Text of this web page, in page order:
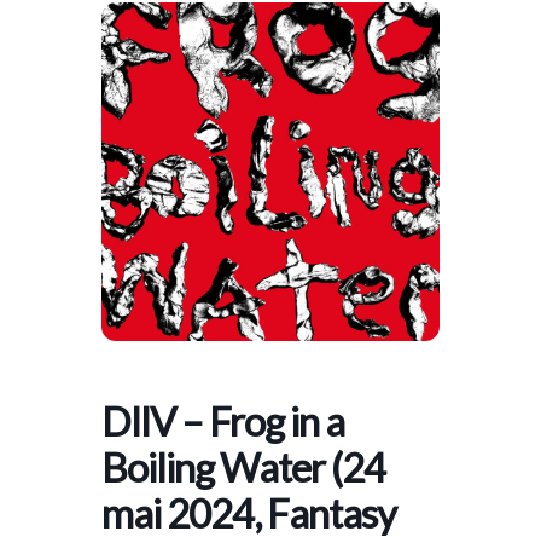
DIIV – Frog in a
Boiling Water (24
mai 2024, Fantasy